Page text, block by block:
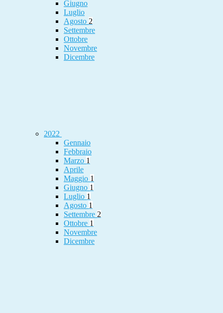
Giugno
Luglio
Agosto 2
Settembre
Ottobre
Novembre
Dicembre
2022
Gennaio
Febbraio
Marzo 1
Aprile
Maggio 1
Giugno 1
Luglio 1
Agosto 1
Settembre 2
Ottobre 1
Novembre
Dicembre